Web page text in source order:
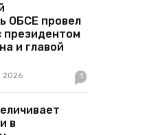
ОБСЕ провел
президентом
и главой
2026 1
в